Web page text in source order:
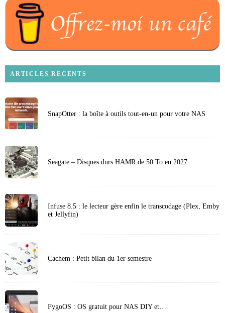
ARTICLES RECENTS
SnapOtter : la boîte à outils tout-en-un pour votre NAS
Seagate – Disques durs HAMR de 50 To en 2027
Infuse 8.5 : le lecteur gère enfin le transcodage (Plex, Emby
et Jellyfin)
Cachem : Petit bilan du 1er semestre
FygoOS : OS gratuit pour NAS DIY et…